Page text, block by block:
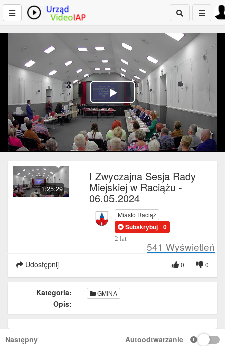
Play
Video
1:25:29
I Zwyczajna Sesja Rady
Miejskiej w Raciążu -
06.05.2024
Miasto Raciąż
Subskrybuj 0
2 lat
541 Wyświetleń
Udostępnij 0
0
Kategoria: GMINA
Opis:
Następny Autoodtwarzanie